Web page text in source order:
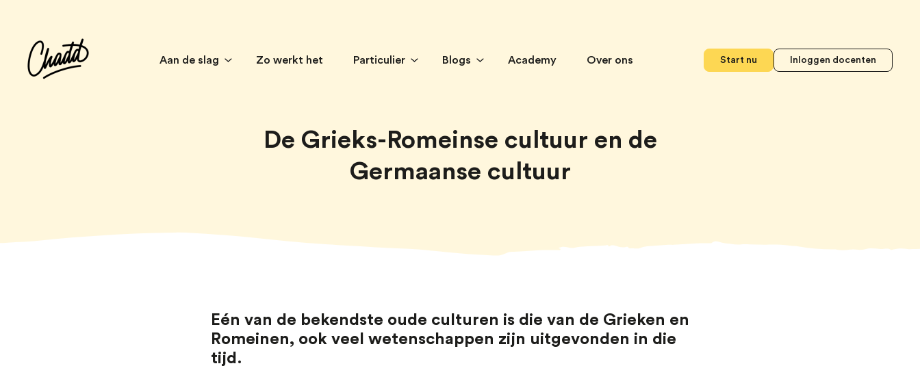
Aan de slag Zo werkt het Particulier Blogs Academy Over ons Start nu Inloggen docenten
De Grieks-Romeinse cultuur en de
Germaanse cultuur
Eén van de bekendste oude culturen is die van de Grieken en
Romeinen, ook veel wetenschappen zijn uitgevonden in die
tijd.